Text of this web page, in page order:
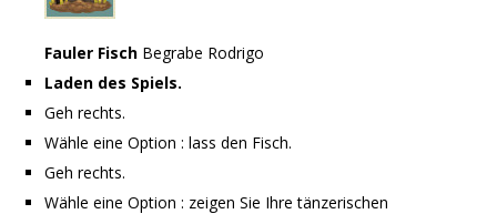
Fauler Fisch Begrabe Rodrigo
Laden des Spiels.
Geh rechts.
Wähle eine Option : lass den Fisch.
Geh rechts.
Wähle eine Option : zeigen Sie Ihre tänzerischen